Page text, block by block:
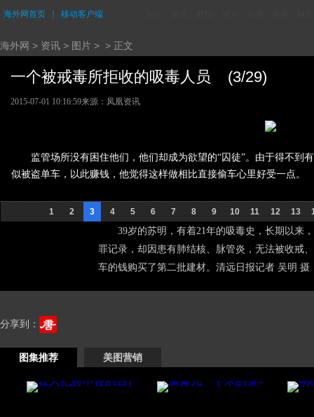
海外网首页 移动客户端
海外网 > 资讯 > 图片 > > 正文
一个被戒毒所拒收的吸毒人员 (3/29)
2015-07-01 10:16:59来源： 凤凰资讯
监管场所没有困住他们，他们却成为欲望的“囚徒”。由于得不
似被盗单车，以此赚钱，他觉得这样做相比直接偷车心里好受一点。
1 2 3 4 5 6 7 8 9 10 11 12 13
39岁的苏明，有着21年的吸毒史，长期以来
罪记录，却因患有肺结核、脉管炎，无法被收戒
车的钱购买了第二批建材。清远日报记者 吴明 摄
分享到：
图集推荐 美图营销